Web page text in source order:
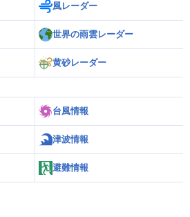
風レーダー
世界の雨雲レーダー
黄砂レーダー
台風情報
津波情報
避難情報